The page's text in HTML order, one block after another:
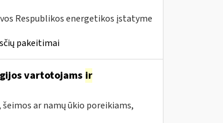
Respublikos energetikos įstatyme
pakeitimai
vartotojams ir
ar namų ūkio poreikiams,